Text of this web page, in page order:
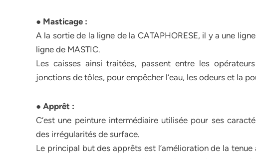
● Masticage :
A la sortie de la ligne de la CATAPHORESE, il y a une
ligne de MASTIC.
Les caisses ainsi traitées, passent entre les
jonctions de tôles, pour empêcher l’eau, les odeurs et la
● Apprêt :
C’est une peinture intermédiaire utilisée pour ses
des irrégularités de surface.
Le principal but des apprêts est l’amélioration de la